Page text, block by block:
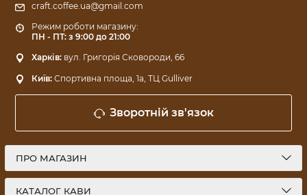
craft.coffee.ua@gmail.com
Режим роботи магазину:
ПН - ПТ: з 9:00 до 21:00
Харків: вул. Григорія Сковороди, 66
Київ: Спортивна площа, 1a, ТЦ Gulliver
Зворотній зв'язок
ПРО МАГАЗИН
КАТАЛОГ КАВИ